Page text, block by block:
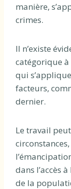
manière,
crimes.
Il n’existe
catégorique
qui
facteurs,
dernier.
Le travail
dans l’accès
de la